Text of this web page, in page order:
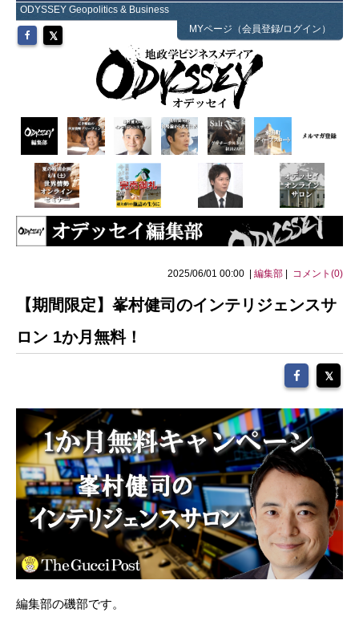
ODYSSEY Geopolitics & Business
MYページ（会員登録/ログイン）
2025/06/01 00:00 | 編集部 コメント(0)
【期間限定】峯村健司のインテリジェンスサ
ロン 1か月無料！
編集部の磯部です。